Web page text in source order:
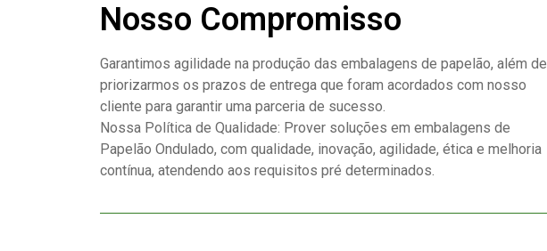
Nosso Compromisso
Garantimos agilidade na produção das embalagens de papelão, além de
priorizarmos os prazos de entrega que foram acordados com nosso
cliente para garantir uma parceria de sucesso.
Nossa Política de Qualidade: Prover soluções em embalagens de
Papelão Ondulado, com qualidade, inovação, agilidade, ética e melhoria
contínua, atendendo aos requisitos pré determinados.